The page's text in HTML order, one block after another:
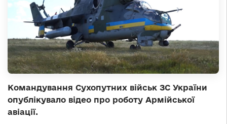
Командування Сухопутних військ ЗС України
опублікувало відео про роботу Армійської
авіації.